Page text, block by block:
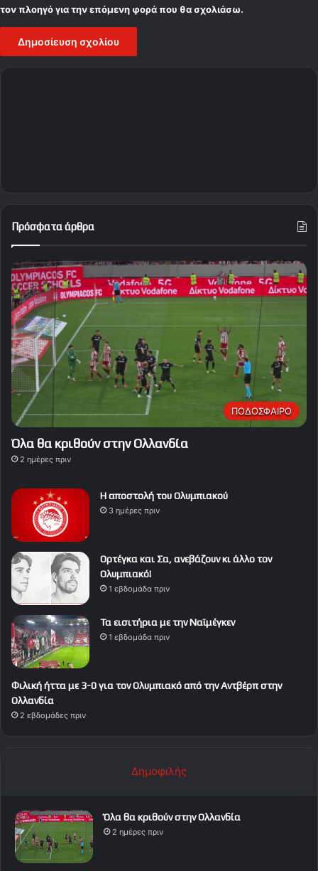
τον πλοηγό για την επόμενη φορά που θα σχολιάσω.
Πρόσφατα άρθρα
ΠΟΔΟΣΦΑΙΡΟ
Όλα θα κριθούν στην Ολλανδία
2 ημέρες πριν
Η αποστολή του Ολυμπιακού
3 ημέρες πριν
Ορτέγκα και Σα, ανεβάζουν κι άλλο τον
Ολυμπιακό!
1 εβδομάδα πριν
Τα εισιτήρια με την Ναϊμέγκεν
1 εβδομάδα πριν
Φιλική ήττα με 3-0 για τον Ολυμπιακό από την Αντβέρπ στην
Ολλανδία
2 εβδομάδες πριν
Δημοφιλής
Όλα θα κριθούν στην Ολλανδία
2 ημέρες πριν